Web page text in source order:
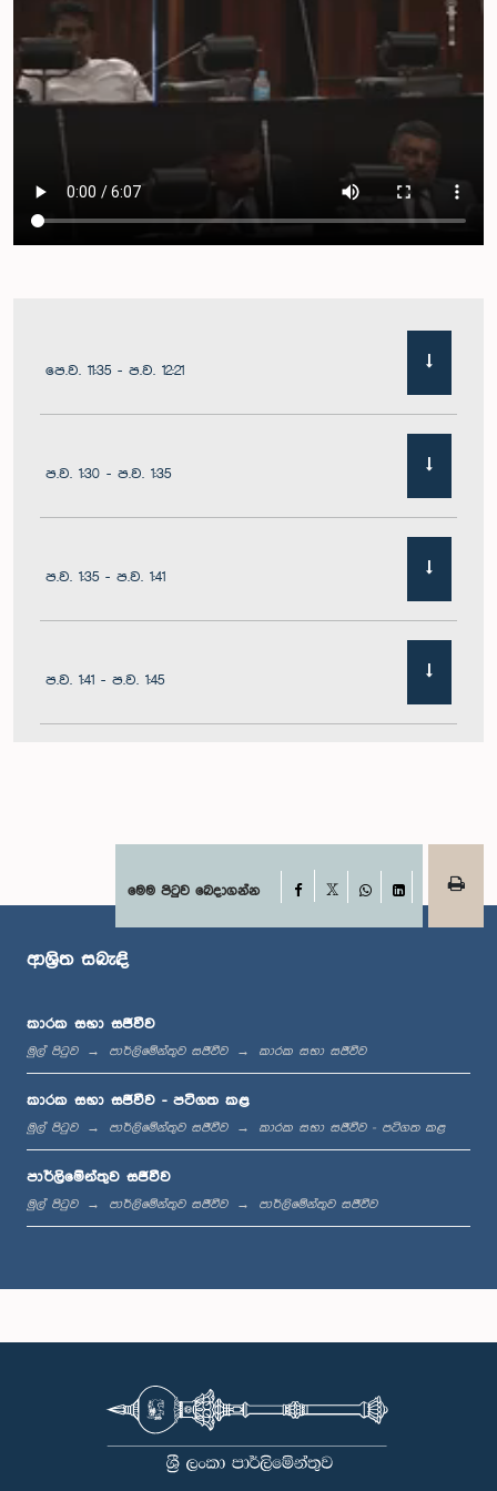
පෙ.ව. 11:35 - ප.ව. 12:21
ප.ව. 1:30 - ප.ව. 1:35
ප.ව. 1:35 - ප.ව. 1:41
ප.ව. 1:41 - ප.ව. 1:45
ප.ව. 1:51 - ප.ව. 1:57
ප.ව. 2:01 - ප.ව. 2:13
ප.ව. 2:13 - ප.ව. 2:21
ප.ව. 2:27 - ප.ව. 2:35
මෙම පිටුව බෙදාගන්න Facebook
WhatsApp
LinkedIn
ආශ්‍රිත සබැඳි
කාරක සභා සජීවීව
මුල් පිටුව පාර්ලිමේන්තුව සජීවීව කාරක සභා සජීවීව
කාරක සභා සජීවීව - පටිගත කළ
මුල් පිටුව පාර්ලිමේන්තුව සජීවීව කාරක සභා සජීවීව - පටිගත කළ
පාර්ලිමේන්තුව සජීවීව
මුල් පිටුව පාර්ලිමේන්තුව සජීවීව පාර්ලිමේන්තුව සජීවීව